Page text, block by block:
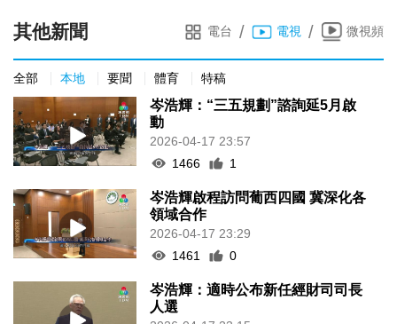
其他新聞 電台 / 電視 / 微視頻
全部 本地 要聞 體育 特稿
岑浩輝：“三五規劃”諮詢延5月啟
動
2026-04-17 23:57
1466
1
岑浩輝啟程訪問葡西四國 冀深化各
領域合作
2026-04-17 23:29
1461
0
岑浩輝：適時公布新任經財司司長
人選